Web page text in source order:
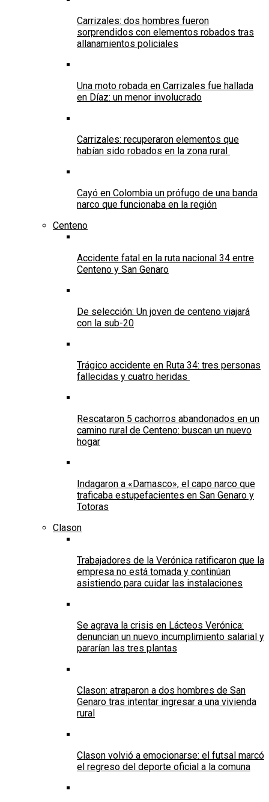
Carrizales: dos hombres fueron
sorprendidos con elementos robados tras
allanamientos policiales
Una moto robada en Carrizales fue hallada
en Díaz: un menor involucrado
Carrizales: recuperaron elementos que
habían sido robados en la zona rural
Cayó en Colombia un prófugo de una banda
narco que funcionaba en la región
Centeno
Accidente fatal en la ruta nacional 34 entre
Centeno y San Genaro
De selección: Un joven de centeno viajará
con la sub-20
Trágico accidente en Ruta 34: tres personas
fallecidas y cuatro heridas
Rescataron 5 cachorros abandonados en un
camino rural de Centeno: buscan un nuevo
hogar
Indagaron a «Damasco», el capo narco que
traficaba estupefacientes en San Genaro y
Totoras
Clason
Trabajadores de la Verónica ratificaron que la
empresa no está tomada y continúan
asistiendo para cuidar las instalaciones
Se agrava la crisis en Lácteos Verónica:
denuncian un nuevo incumplimiento salarial y
pararían las tres plantas
Clason: atraparon a dos hombres de San
Genaro tras intentar ingresar a una vivienda
rural
Clason volvió a emocionarse: el futsal marcó
el regreso del deporte oficial a la comuna